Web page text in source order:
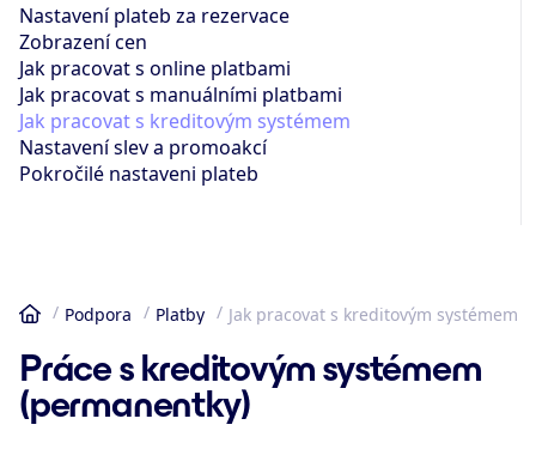
Nastavení plateb za rezervace
Zobrazení cen
Jak pracovat s online platbami
Jak pracovat s manuálními platbami
Jak pracovat s kreditovým systémem
Nastavení slev a promoakcí
Pokročilé nastaveni plateb
Domů
Podpora Platby Jak pracovat s kreditovým systémem
Práce s kreditovým systémem
(permanentky)